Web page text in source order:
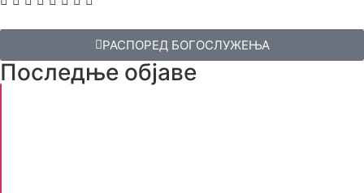
РАСПОРЕД БОГОСЛУЖЕЊА
Последње објаве